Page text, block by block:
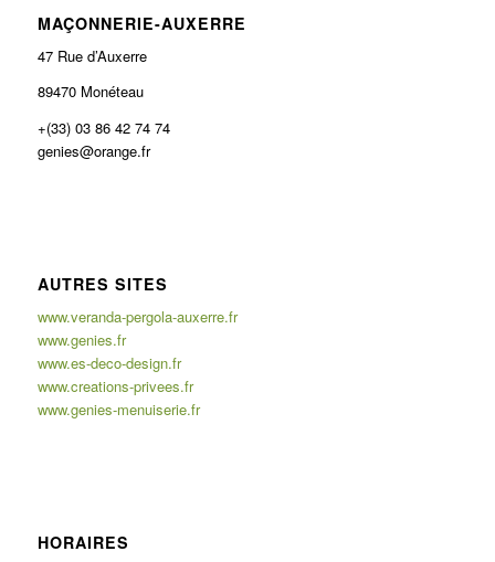
MAÇONNERIE-AUXERRE
47 Rue d’Auxerre
89470 Monéteau
+(33) 03 86 42 74 74
genies@orange.fr
AUTRES SITES
www.veranda-pergola-auxerre.fr
www.genies.fr
www.es-deco-design.fr
www.creations-privees.fr
www.genies-menuiserie.fr
HORAIRES